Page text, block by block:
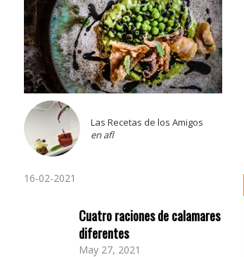
Las Recetas de los Amigos
en afl
16-02-2021
Cuatro raciones de calamares
diferentes
May 27, 2021